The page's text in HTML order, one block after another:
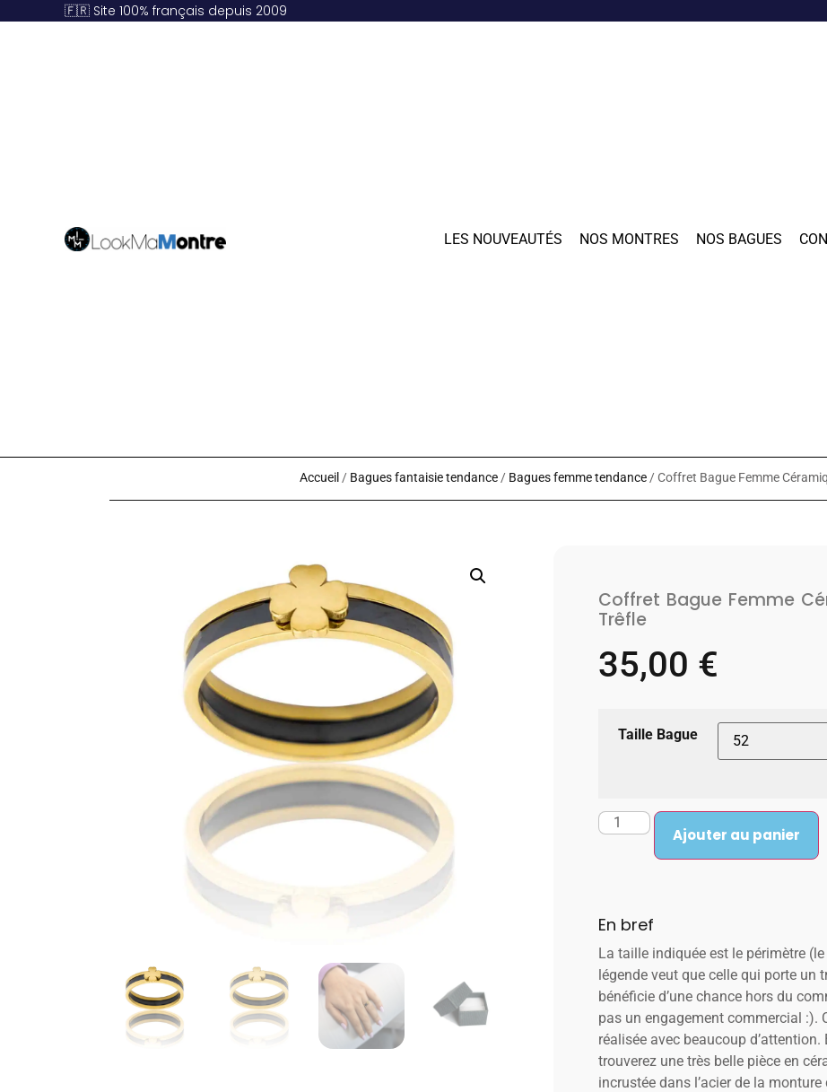
🇫🇷 Site 100% français depuis 2009
LES NOUVEAUTÉS NOS MONTRES NOS BAGUES
Accueil / Bagues fantaisie tendance / Bagues femme tendance / Coffret Bague Femme
Coffret Bague Femme
Trêfle
35,00 €
Taille Bague
Ajouter au panier
En bref
La taille indiquée est le périmètre
légende veut que celle qui porte un
bénéficie d’une chance hors du
pas un engagement commercial :).
réalisée avec beaucoup d’attention.
trouverez une très belle pièce en
incrustée dans l’acier de la monture